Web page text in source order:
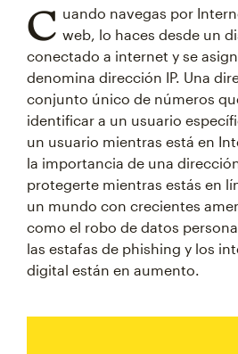
C uando navegas por
web, lo haces desde un
conectado a internet y se
denomina dirección IP. Una
conjunto único de números
identificar a un usuario
un usuario mientras está en
la importancia de una
protegerte mientras estás en
un mundo con crecientes
como el robo de datos
las estafas de phishing y los
digital están en aumento.